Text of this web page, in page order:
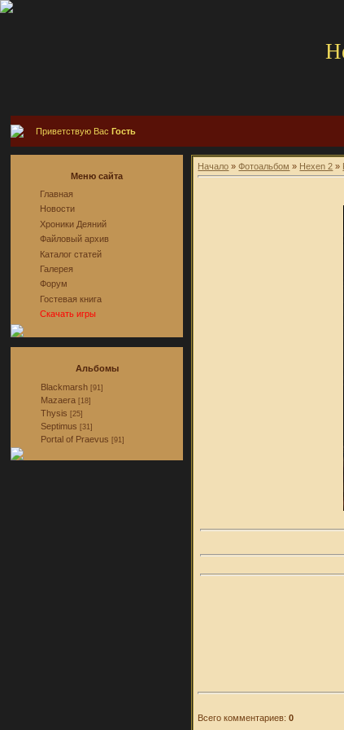
Приветствую ВасГость
Меню сайта
Главная
Новости
Хроники Деяний
Файловый архив
Каталог статей
Галерея
Форум
Гостевая книга
Скачать игры
Альбомы
Blackmarsh [91]
Mazaera [18]
Thysis [25]
Septimus [31]
Portal of Praevus [91]
Начало »Фотоальбом » Hexen 2 »
Всего комментариев:0